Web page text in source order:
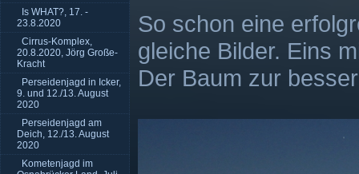
Is WHAT?, 17. -
23.8.2020
Cirrus-Komplex,
20.8.2020, Jörg Große-
Kracht
Perseidenjagd in Icker,
9. und 12./13. August
2020
Perseidenjagd am
Deich, 12./13. August
2020
Kometenjagd im
So schon eine
gleiche Bilder. Eins
Der Baum zur